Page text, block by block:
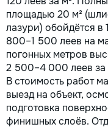
площадью 20 м²
лазури) обойдётся
800–1 500 леев на
погонных метров
2 500–4 000 леев за
В стоимость работ
выезд на объект,
подготовка
финишных слоёв.